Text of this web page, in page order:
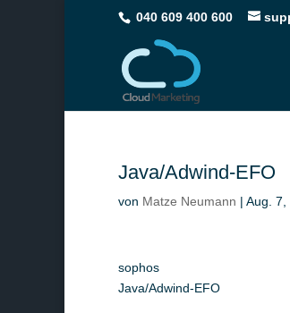
040 609 400 600
Java/Adwind-EFO
von Matze Neumann | Aug. 7,
sophos
Java/Adwind-EFO